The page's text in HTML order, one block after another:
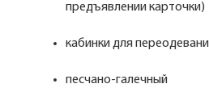
предъявлении карточки)
кабинки для
песчано-галечный